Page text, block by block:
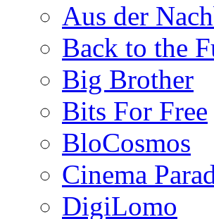
Aus der
Back to the
Big Brother
Bits For Free
BloCosmos
Cinema
DigiLomo